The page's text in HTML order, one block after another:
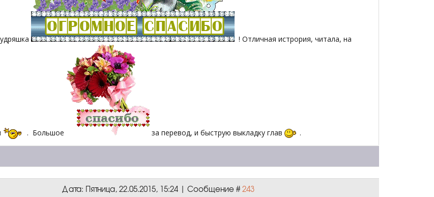
! Отличная истрория, читала, на
. Большое за перевод, и быструю выкладку глав .
Дата: Пятница, 22.05.2015, 15:24 | Сообщение #243